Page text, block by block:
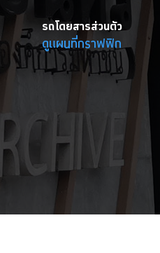
รถโดยสารส่วนตัว
ดูแผนที่กราฟฟิก